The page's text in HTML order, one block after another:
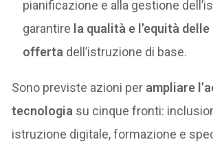
pianificazione e alla gestione
garantire la qualità e l’equità
offerta dell’istruzione di base.
Sono previste azioni per ampliare
tecnologia su cinque fronti:
istruzione digitale, formazione e